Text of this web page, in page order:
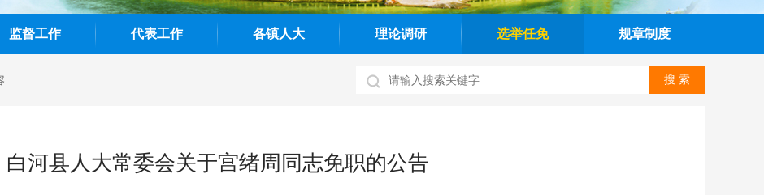
监督工作 代表工作 各镇人大 理论调研 选举任免 规章制度
白河县人大常委会关于宫绪周同志免职的公告